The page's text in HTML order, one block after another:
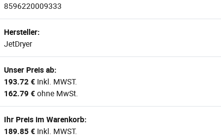
8596220009333
Hersteller:
JetDryer
Unser Preis ab:
193.72 € Inkl. MWST.
162.79 €ohne MwSt.
Ihr Preis im Warenkorb:
189.85 € Inkl. MWST.